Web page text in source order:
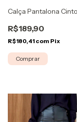
Calça Pantalona
R$189,90
R$180,41 com Pix
Comprar